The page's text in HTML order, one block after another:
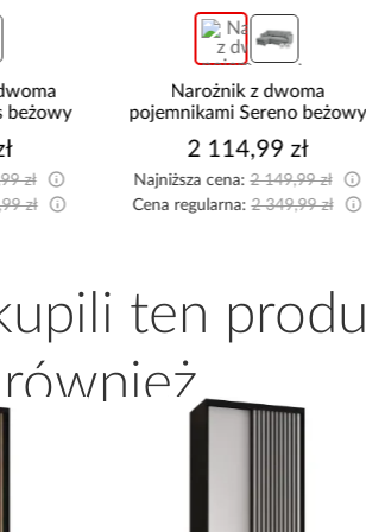
beżowy
zł
zł
Narożnik z dwoma
pojemnikami Sereno beżowy
2 114,99 zł
Najniższa cena:2 149,99 zł
Cena regularna:2 349,99 zł
ten
również